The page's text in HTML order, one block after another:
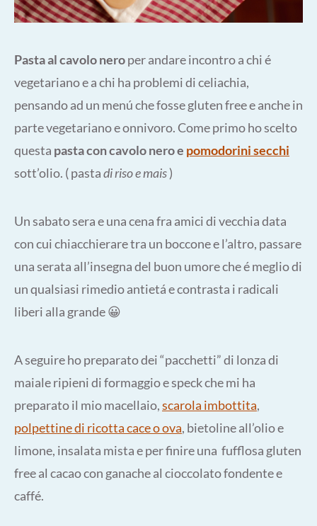
Pasta al cavolo neroper andare incontro a chi é
vegetariano e a chi ha problemi di celiachia,
pensando ad un menú che fosse gluten free e anche in
parte vegetariano e onnivoro. Come primo ho scelto
questa pasta con cavolo nero e pomodorini secchi
sott’olio. ( pastadi riso e mais)
Un sabato sera e una cena fra amici di vecchia data
con cui chiacchierare tra un boccone e l’altro, passare
una serata all’insegna del buon umore che é meglio di
un qualsiasi rimedio antietá e contrasta i radicali
liberi alla grande 😀
A seguire ho preparato dei “pacchetti” di lonza di
maiale ripieni di formaggio e speck che mi ha
preparato il mio macellaio,scarola imbottita,
polpettine di ricotta cace o ova, bietoline all’olio e
limone, insalata mista e per finire una fufflosa gluten
free al cacao con ganache al cioccolato fondente e
caffé.